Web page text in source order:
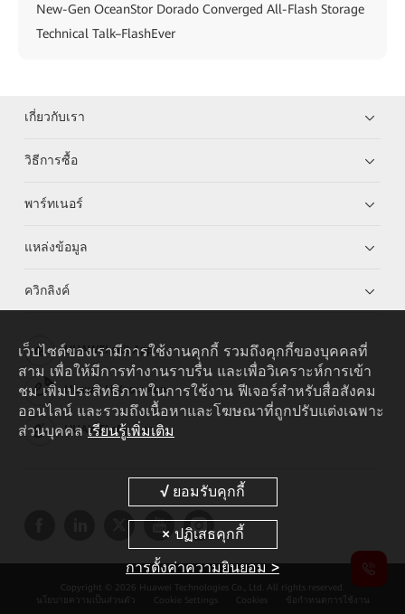
New-Gen OceanStor Dorado Converged All-Flash Storage
Technical Talk–FlashEver
เกี่ยวกับเรา
วิธีการซื้อ
พาร์ทเนอร์
แหล่งข้อมูล
ควิกลิงค์
HUAWEI eKit App
Huawei HiKnow App
HUAWEI eFly App
Copyright © 2026 Huawei Technologies Co., Ltd. All rights reserved.
นโยบายความเป็นส่วนตัว
Cookie Settings Cookies ข้อกำหนดการใช้งาน
เว็บไซต์ของเรามีการใช้งานคุกกี้ รวมถึงคุกกี้ของบุคคลที่
สาม เพื่อให้มีการทำงานราบรื่น และเพื่อวิเคราะห์การเข้า
ชม เพิ่มประสิทธิภาพในการใช้งาน ฟีเจอร์สำหรับสื่อสังคม
ออนไลน์ และรวมถึงเนื้อหาและโฆษณาที่ถูกปรับแต่งเฉพาะ
ส่วนบุคคล เรียนรู้เพิ่มเติม
การตั้งค่าความยินยอม >